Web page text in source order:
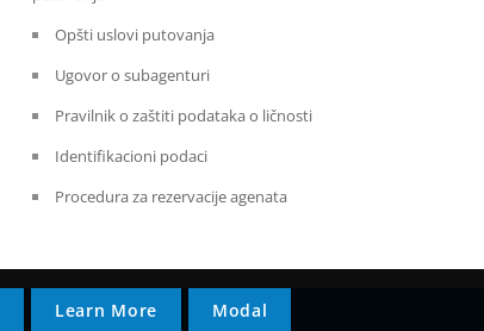
Opšti uslovi putovanja
Ugovor o subagenturi
Pravilnik o zaštiti podataka o ličnosti
Identifikacioni podaci
Procedura za rezervacije agenata
Learn More Modal